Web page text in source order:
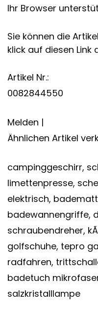
Ihr Browser
Sie können die
klick auf diesen Link
Artikel Nr.:
0082844550
Melden |
Ähnlichen Artikel
campinggeschirr,
limettenpresse,
elektrisch,
badewannengriffe,
schraubendreher,
golfschuhe, tepro
radfahren,
badetuch
salzkristalllampe